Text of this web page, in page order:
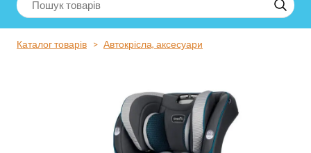
Каталог товарів Автокрісла, аксесуари